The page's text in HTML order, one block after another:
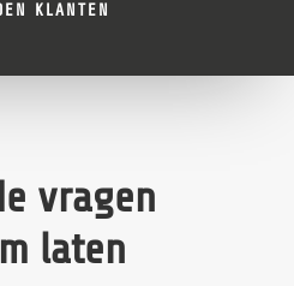
KLANTEN
vragen
laten